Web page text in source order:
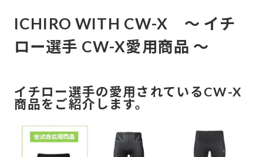
スポーツタイツ
スポーツブラ
RUN
BASEBALL
ICHIRO WITH CW-X ～ イチ
ロー選手 CW-X愛用商品 ～
イチロー選手の愛用されているCW-X
商品をご紹介します。